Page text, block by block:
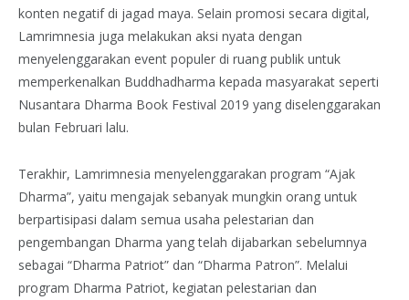
konten negatif di jagad maya. Selain promosi secara digital,
Lamrimnesia juga melakukan aksi nyata dengan
menyelenggarakan event populer di ruang publik untuk
memperkenalkan Buddhadharma kepada masyarakat seperti
Nusantara Dharma Book Festival 2019 yang diselenggarakan
bulan Februari lalu.
Terakhir, Lamrimnesia menyelenggarakan program “Ajak
Dharma”, yaitu mengajak sebanyak mungkin orang untuk
berpartisipasi dalam semua usaha pelestarian dan
pengembangan Dharma yang telah dijabarkan sebelumnya
sebagai “Dharma Patriot” dan “Dharma Patron”. Melalui
program Dharma Patriot, kegiatan pelestarian dan